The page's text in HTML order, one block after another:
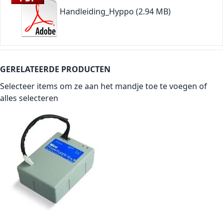
Handleiding_Hyppo (2.94 MB)
GERELATEERDE PRODUCTEN
Selecteer items om ze aan het mandje toe te voegen of
alles selecteren